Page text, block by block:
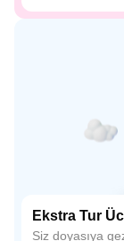
Ekstra Tur
Siz doyasıya